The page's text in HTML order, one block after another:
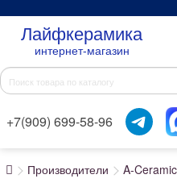
Лайфкерамика
интернет-магазин
+7(909) 699-58-96
Производители A-